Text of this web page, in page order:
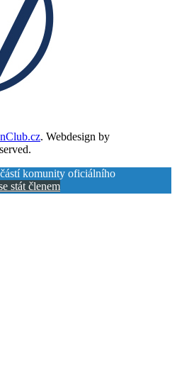
. Webdesign by
komunity oficiálního
stát členem